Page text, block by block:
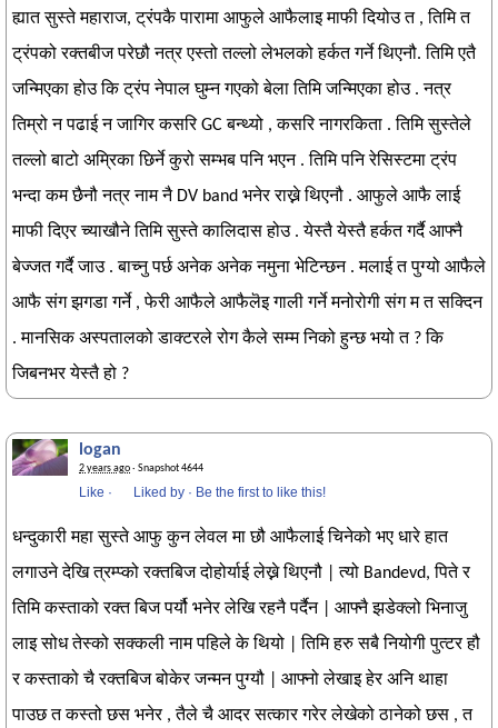
ह्यात सुस्ते महाराज, ट्रंपकै पारामा आफुले आफैलाइ माफी दियोउ त , तिमि त
ट्रंपको रक्तबीज परेछौ नत्र एस्तो तल्लो लेभलको हर्कत गर्ने थिएनौ. तिमि एतै
जन्मिएका होउ कि ट्रंप नेपाल घुम्न गएको बेला तिमि जन्मिएका होउ . नत्र
तिम्रो न पढाई न जागिर कसरि GC बन्थ्यो , कसरि नागरकिता . तिमि सुस्तेले
तल्लो बाटो अम्रिका छिर्ने कुरो सम्भब पनि भएन . तिमि पनि रेसिस्टमा ट्रंप
भन्दा कम छैनौ नत्र नाम नै DV band भनेर राख्ने थिएनौ . आफुले आफै लाई
माफी दिएर च्याखौने तिमि सुस्ते कालिदास होउ . येस्तै येस्तै हर्कत गर्दै आफ्नै
बेज्जत गर्दै जाउ . बाच्नु पर्छ अनेक अनेक नमुना भेटिन्छन . मलाई त पुग्यो आफैले
आफै संग झगडा गर्ने , फेरी आफैले आफैलॆइ गाली गर्ने मनोरोगी संग म त सक्दिन
. मानसिक अस्पतालको डाक्टरले रोग कैले सम्म निको हुन्छ भयो त ? कि
जिबनभर येस्तै हो ?
logan
2 years ago· Snapshot 4644
Like · Liked by · Be the first to like this!
धन्दुकारी महा सुस्ते आफु कुन लेवल मा छौ आफैलाई चिनेको भए धारे हात
लगाउने देखि त्रम्प्को रक्तबिज दोहोर्याई लेख्ने थिएनौ | त्यो Bandevd, पिते र
तिमि कस्ताको रक्त बिज पर्यौ भनेर लेखि रहनै पर्दैन | आफ्नै झडेक्लो भिनाजु
लाइ सोध तेस्को सक्कली नाम पहिले के थियो | तिमि हरु सबै नियोगी पुत्टर हौ
र कस्ताको चै रक्तबिज बोकेर जन्मन पुग्यौ | आफ्नो लेखाइ हेर अनि थाहा
पाउछ त कस्तो छस भनेर , तैले चै आदर सत्कार गरेर लेखेको ठानेको छस , त